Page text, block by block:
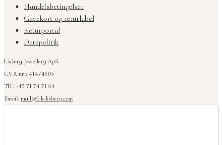
Handelsbetingelser
Gavekort og returlabel
Returportal
Datapolitik
Lisberg Jewellery ApS
CVR nr.: 41474505
Tlf.: +45 71 74 71 04
Email: mail@frk-lisberg.com